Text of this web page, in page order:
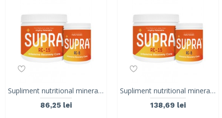
Supliment nutritional mineralo-vitaminic pentru recuperare in caz de anemie, convalescența si gestionarea inapetentei SUPRA RC 5, VetNova, 30 comprimate
86,25 lei
Supliment nutritional mineralo-vitaminic pentru recuperare in caz de anemie, convalescența si gestionarea inapetentei SUPRA RC 15, VetNova 30 comprimte
138,69 lei